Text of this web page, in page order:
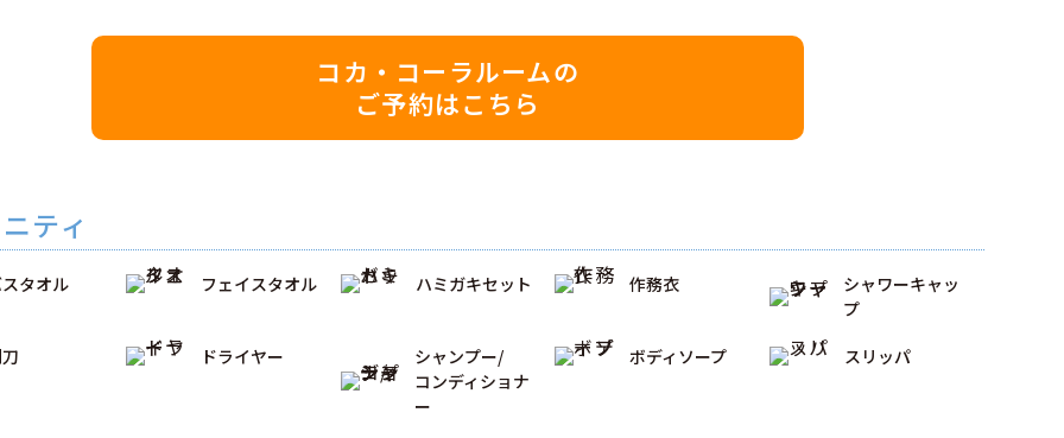
コカ・コーラルームの
ご予約はこちら
ティ
タオル フェイスタオル ハミガキセット 作務衣 シャワーキャッ
プ
ドライヤー
シャンプー/
コンディショナ
ー
ボディソープ スリッパ